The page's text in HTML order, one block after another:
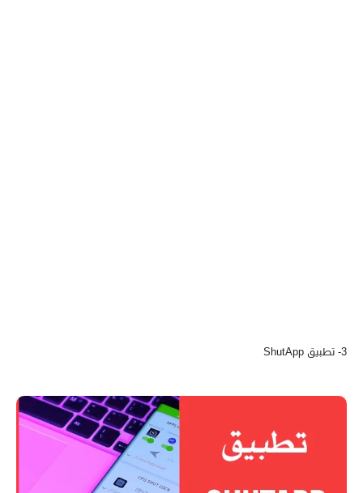
3- تطبيق ShutApp